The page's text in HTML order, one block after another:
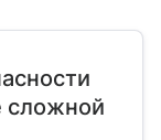
сложной